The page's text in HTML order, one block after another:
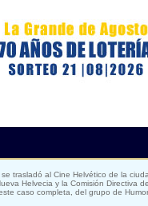
trasladó al Cine Helvético de la
Helvecia y la Comisión Directiva
caso completa, del grupo de